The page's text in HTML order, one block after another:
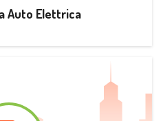
Auto Elettrica